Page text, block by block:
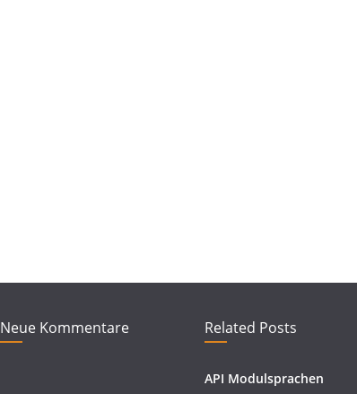
Neue Kommentare Related Posts
API Modulsprachen